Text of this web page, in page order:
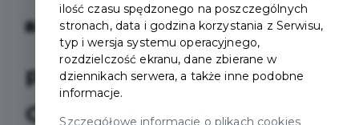
2025-11-17
PRZY ULICY
GRUNWALDZKIEJ 71
ilość czasu spędzonego na poszczególnych
stronach, data i godzina korzystania z Serwisu,
typ i wersja systemu operacyjnego,
rozdzielczość ekranu, dane zbierane w
dziennikach serwera, a także inne podobne
informacje.
Szczegółowe informacje o plikach cookies